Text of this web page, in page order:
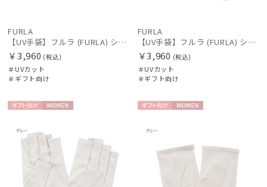
販売状況
入荷状況
FURLA
【UV手袋】フルラ (FURLA) ショート ＵＶ手袋 フリル 指無し
￥3,960 (税込)
＃UVカット
＃ギフト向け
FURLA
【UV手袋】フルラ (FURLA) ショート ＵＶ手袋 ロゴ刺繍 5本指
￥3,960 (税込)
＃UVカット
＃ギフト向け
向け
向け